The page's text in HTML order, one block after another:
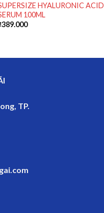
HYALURONIC ACID
100ML
389.000
TP.